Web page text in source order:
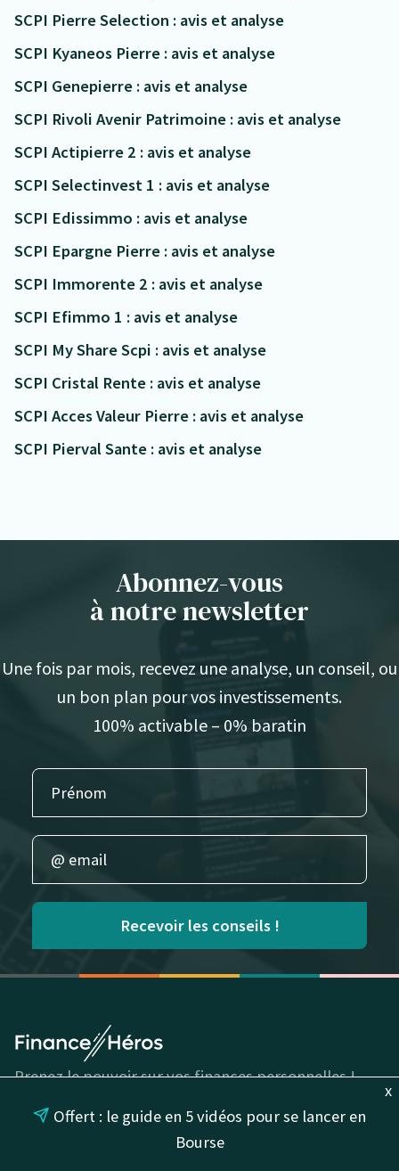
SCPI Pierre Selection : avis et analyse
SCPI Kyaneos Pierre : avis et analyse
SCPI Genepierre : avis et analyse
SCPI Rivoli Avenir Patrimoine : avis et analyse
SCPI Actipierre 2 : avis et analyse
SCPI Selectinvest 1 : avis et analyse
SCPI Edissimmo : avis et analyse
SCPI Epargne Pierre : avis et analyse
SCPI Immorente 2 : avis et analyse
SCPI Efimmo 1 : avis et analyse
SCPI My Share Scpi : avis et analyse
SCPI Cristal Rente : avis et analyse
SCPI Acces Valeur Pierre : avis et analyse
SCPI Pierval Sante : avis et analyse
Abonnez-vous
à notre newsletter
Une fois par mois, recevez une analyse, un conseil, ou
un bon plan pour vos investissements.
100% activable – 0% baratin
Recevoir les conseils !
x
Offert : le guide en 5 vidéos pour se lancer en
Bourse
Prenez le pouvoir sur vos finances personnelles !
GUIDES COMPARATIFS